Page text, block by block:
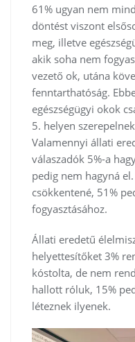
61% ugyan nem
döntést viszont
meg, illetve
akik soha nem
vezető ok, utána
fenntarthatóság.
egészségügyi okok
5. helyen
Valamennyi állati
válaszadók 5%-a
pedig nem hagyná
csökkentené, 51%
fogyasztásához.
Állati eredetű
helyettesítőket 3%
kóstolta, de nem
hallott róluk, 15%
léteznek ilyenek.